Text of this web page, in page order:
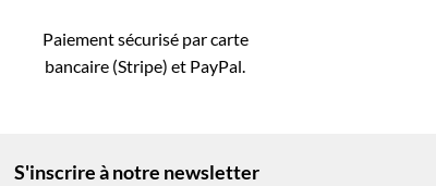
Paiement sécurisé par carte
bancaire (Stripe) et PayPal.
S'inscrire à notre newsletter